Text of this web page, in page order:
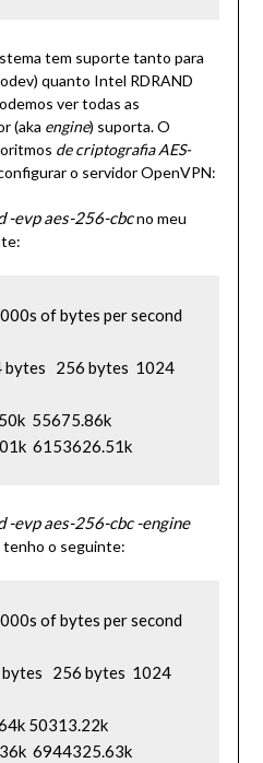
tem suporte tanto para
quanto Intel RDRAND
ver todas as
(aka engine) suporta. O
de criptografia AES-
o servidor OpenVPN:
-evp aes-256-cbcno meu
of bytes per second
bytes   256 bytes  1024
55675.86k
6153626.51k
-evp aes-256-cbc -engine
o seguinte:
of bytes per second
bytes   256 bytes  1024
50313.22k
6944325.63k